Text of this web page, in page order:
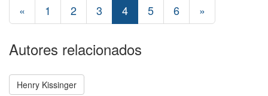
« 1 2 3 4 5 6 »
Autores relacionados
Henry Kissinger